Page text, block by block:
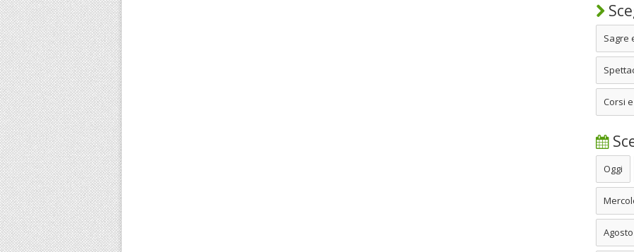
Sagre
Corsi
Oggi
Agosto